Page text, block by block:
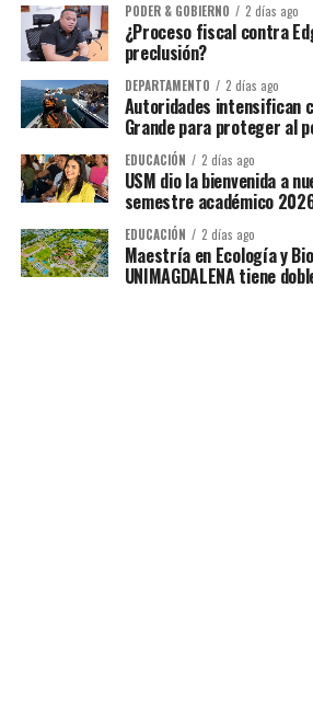
PODER & GOBIERNO 2 días ago
¿Proceso fiscal contra
preclusión?
DEPARTAMENTO 2 días ago
Autoridades intensifican
Grande para proteger al
EDUCACIÓN 2 días ago
USM dio la bienvenida a
semestre académico
EDUCACIÓN 2 días ago
Maestría en Ecología y
UNIMAGDALENA tiene